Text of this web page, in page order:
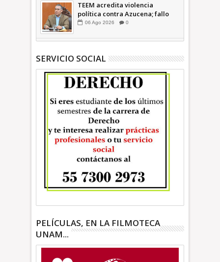
TEEM acredita violencia
política contra Azucena; fallo
confirma guerra sucia: Octavio
06 Ago 2026 0
SERVICIO SOCIAL
PELÍCULAS, EN LA FILMOTECA
UNAM...